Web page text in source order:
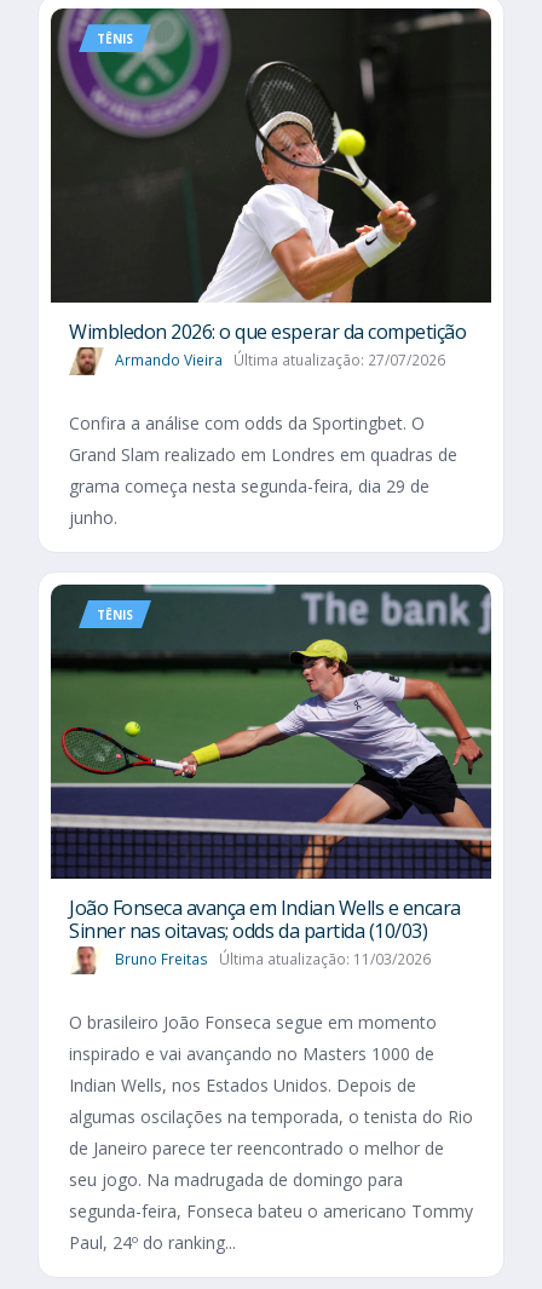
TÊNIS
Wimbledon 2026: o que esperar da competição
Armando Vieira Última atualização: 27/07/2026
Confira a análise com odds da Sportingbet. O
Grand Slam realizado em Londres em quadras de
grama começa nesta segunda-feira, dia 29 de
junho.
TÊNIS
João Fonseca avança em Indian Wells e encara
Sinner nas oitavas; odds da partida (10/03)
Bruno Freitas Última atualização: 11/03/2026
O brasileiro João Fonseca segue em momento
inspirado e vai avançando no Masters 1000 de
Indian Wells, nos Estados Unidos. Depois de
algumas oscilações na temporada, o tenista do Rio
de Janeiro parece ter reencontrado o melhor de
seu jogo. Na madrugada de domingo para
segunda-feira, Fonseca bateu o americano Tommy
Paul, 24º do ranking...